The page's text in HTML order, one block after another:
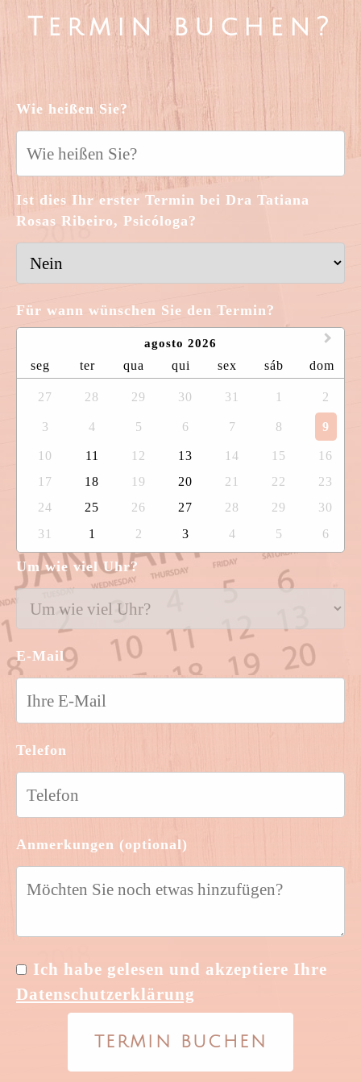
Termin buchen?
Wie heißen Sie?
Ist dies Ihr erster Termin bei Dra Tatiana
Rosas Ribeiro, Psicóloga?
Für wann wünschen Sie den Termin?
agosto 2026
seg ter qua qui sex sáb dom
27 28 29 30 31 1 2
3 4 5 6 7 8 9
10 11 12 13 14 15
16
17
18 19 20 21 22
23
24
25 26 27 28 29
30
31
1 2 3 4 5 6
Um wie viel Uhr?
E-Mail
Telefon
Anmerkungen (optional)
Ich habe gelesen und akzeptiere Ihre
Datenschutzerklärung
TERMIN BUCHEN